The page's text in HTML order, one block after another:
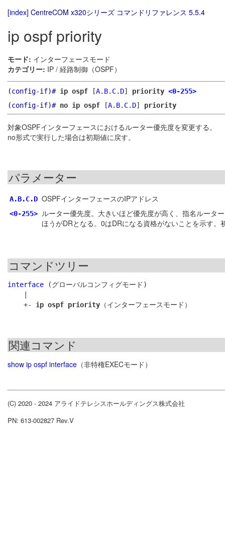
[index] CentreCOM x320シリーズ コマンドリファレンス 5.5.4
ip ospf priority
モード: インターフェースモード
カテゴリー: IP / 経路制御（OSPF）
(config-if)# ip ospf [A.B.C.D] priority <0-255>
(config-if)# no ip ospf [A.B.C.D] priority
対象OSPFインターフェースにおけるルーター優先度を変更する。
no形式で実行した場合は初期値に戻す。
パラメーター
A.B.C.D OSPFインターフェースのIPアドレス
<0-255> ルーター優先度。大きいほど優先度が高く、指名ルータ
ほうがDRとなる。0はDRになる資格がないことを示す。
コマンドツリー
interface (グローバルコンフィグモード)
    +-
ip ospf priority
関連コマンド
show ip ospf interface （非特権EXECモード）
(C) 2020 - 2024 アライドテレシスホールディングス株式会社
PN: 613-002827 Rev.V